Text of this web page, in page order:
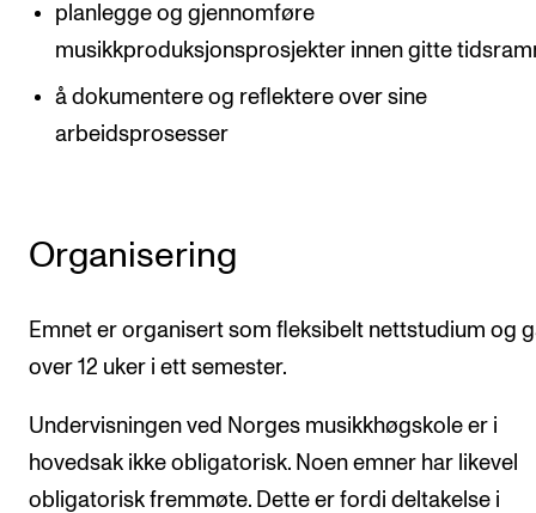
planlegge og gjennomføre
musikkproduksjonsprosjekter innen gitte
å dokumentere og reflektere over sine
arbeidsprosesser
Organisering
Emnet er organisert som fleksibelt nettstudium og
over 12 uker i ett semester.
Undervisningen ved Norges musikkhøgskole er i
hovedsak ikke obligatorisk. Noen emner har likevel
obligatorisk fremmøte. Dette er fordi deltakelse i